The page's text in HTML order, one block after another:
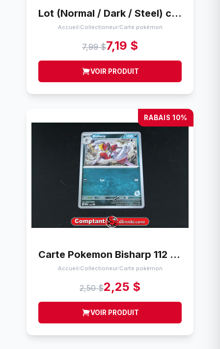
Lot (Normal / Dark / Steel) cartes Pokemon (24) Moitiee Coreen carte pokemon
Accueil/Collectioneur/Carte pokémon
7,99 $7,19 $
VOIR PRODUIT
RABAIS 10%
Carte Pokemon Bisharp 112 Promo
Accueil/Collectioneur/Carte pokémon
2,50 $2,25 $
VOIR PRODUIT